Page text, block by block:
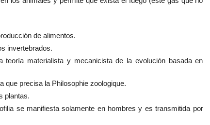
de alimentos.
invertebrados.
materialista y mecanicista de la evolución basada en
precisa la Philosophie zoologique.
plantas.
se manifiesta solamente en hombres y es transmitida por